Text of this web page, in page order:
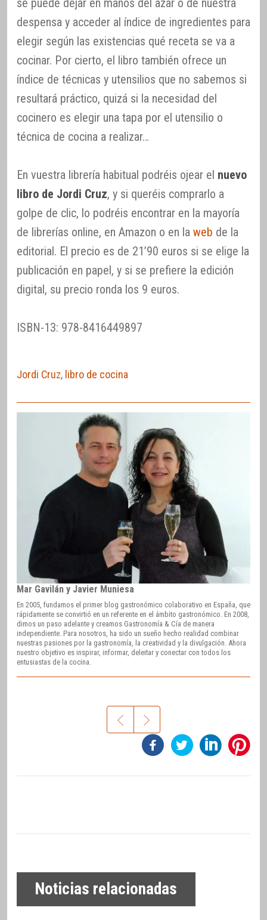
se puede dejar en manos del azar o de nuestra
despensa y acceder al índice de ingredientes para
elegir según las existencias qué receta se va a
cocinar. Por cierto, el libro también ofrece un
índice de técnicas y utensilios que no sabemos si
resultará práctico, quizá si la necesidad del
cocinero es elegir una tapa por el utensilio o
técnica de cocina a realizar…
En vuestra librería habitual podréis ojear el nuevo
libro de Jordi Cruz, y si queréis comprarlo a
golpe de clic, lo podréis encontrar en la mayoría
de librerías online, en Amazon o en la web de la
editorial. El precio es de 21’90 euros si se elige la
publicación en papel, y si se prefiere la edición
digital, su precio ronda los 9 euros.
ISBN-13: 978-8416449897
Jordi Cruz, libro de cocina
Mar Gavilán y Javier Muniesa
En 2005, fundamos el primer blog gastronómico colaborativo en España, que
rápidamente se convirtió en un referente en el ámbito gastronómico. En 2008,
dimos un paso adelante y creamos Gastronomía & Cía de manera
independiente. Para nosotros, ha sido un sueño hecho realidad combinar
nuestras pasiones por la gastronomía, la creatividad y la divulgación. Ahora
nuestro objetivo es inspirar, informar, deleitar y conectar con todos los
entusiastas de la cocina.
Noticias relacionadas